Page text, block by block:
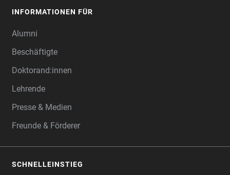
INFORMATIONEN FÜR
Alumni
Beschäftigte
Doktorand:innen
Lehrende
Presse & Medien
Freunde & Förderer
SCHNELLEINSTIEG